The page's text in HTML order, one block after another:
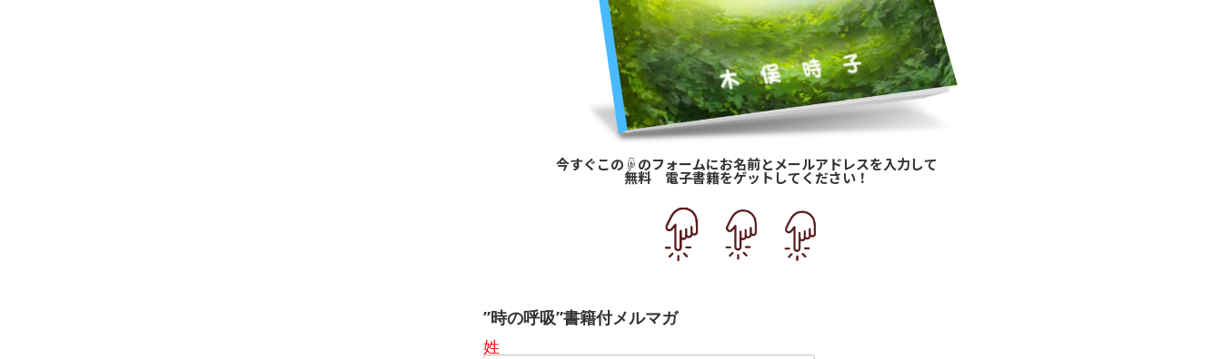
今すぐこの☟のフォームにお名前とメールアドレスを入力して
無料 電子書籍をゲットしてください！
”時の呼吸”書籍付メルマガ
姓